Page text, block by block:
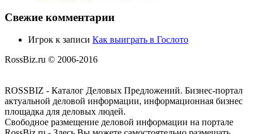
Свежие комментарии
Игрок к записи Как выиграть в Гослото
RossBiz.ru © 2006-2016
ROSSBIZ - Каталог Деловых Предложений. Бизнес-портал
актуальной деловой информации, информационная бизнес
площадка для деловых людей.
Свободное размещение деловой информации на портале